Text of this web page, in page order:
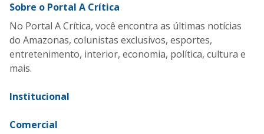
Sobre o Portal A Crítica
No Portal A Crítica, você encontra as últimas notícias
do Amazonas, colunistas exclusivos, esportes,
entretenimento, interior, economia, política, cultura e
mais.
Institucional
Comercial